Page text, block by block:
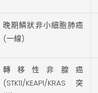
晚期鱗狀非小細胞肺癌
(一線)
轉移性非腺癌
(STK11/KEAP1/KRAS突